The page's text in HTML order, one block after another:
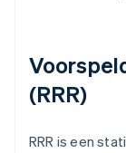
(RRR)
RRR is een